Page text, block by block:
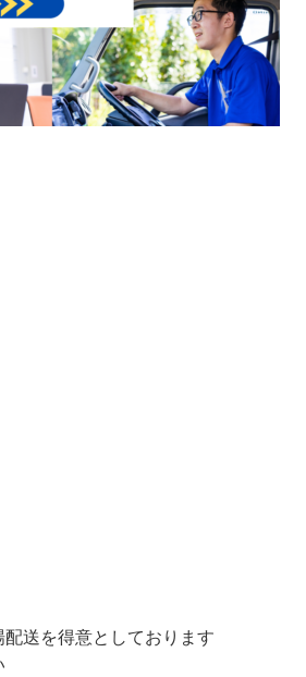
送を得意としております